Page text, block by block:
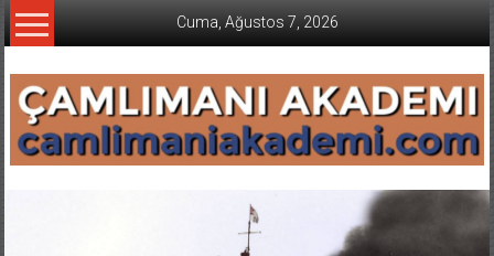
İçeriğe
geç
Cuma, Ağustos 7, 2026